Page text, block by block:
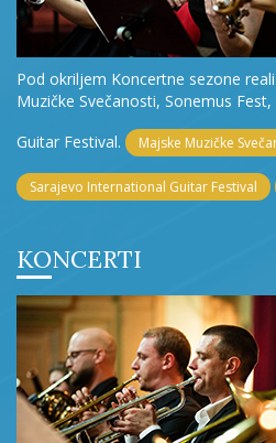
Pod okriljem Koncertne sezone
Muzičke Svečanosti, Sonemus
Guitar Festival.
Majske Muzičke
Sarajevo International Guitar Festival
KONCERTI